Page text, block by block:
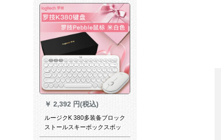
￥ 2,392 円(税込)
ルージクK 380多装备ブロック
ストールスキーボックスボッ
クスボックスボックスボック